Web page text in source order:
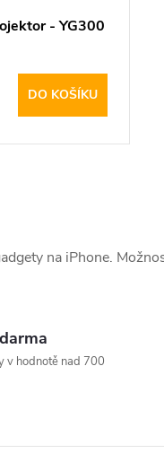
- YG300
DO KOŠÍKU
na iPhone.
v hodnotě nad 700